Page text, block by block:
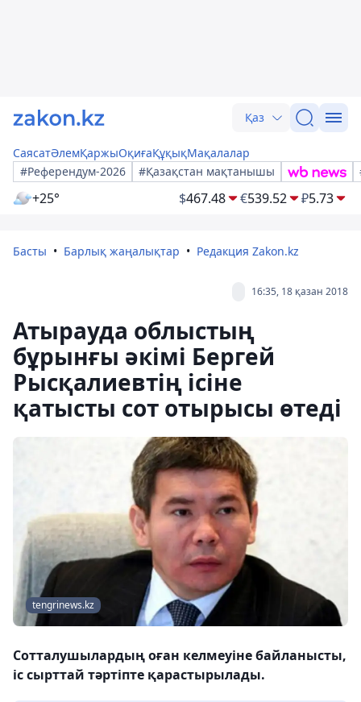
Қаз
СаясатӘлемҚаржыОқиғаҚұқықМақалалар
#Референдум-2026
#Қазақстан мақтанышы
+25° $467.48 €539.52 ₽5.73
Басты Барлық жаңалықтар Редакция Zakon.kz
16:35, 18 қазан 2018
Атырауда облыстың
бұрынғы әкімі Бергей
Рысқалиевтің ісіне
қатысты сот отырысы өтеді
tengrinews.kz
Сотталушылардың оған келмеуіне байланысты,
іс сырттай тәртіпте қарастырылады.